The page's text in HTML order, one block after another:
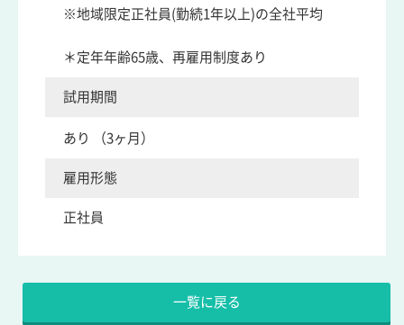
※地域限定正社員(勤続1年以上)の全社平均
＊定年年齢65歳、再雇用制度あり
試用期間
あり （3ヶ月）
雇用形態
正社員